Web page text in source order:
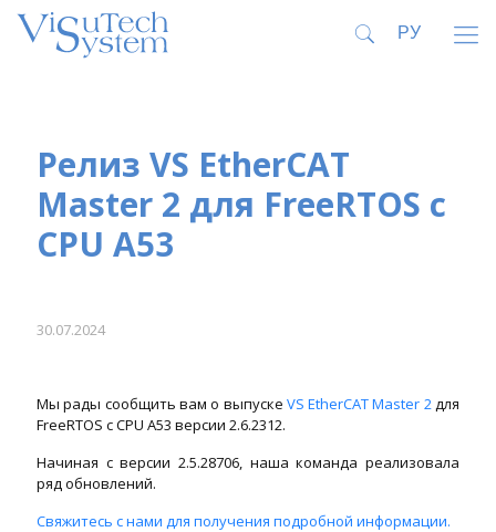
Релиз VS EtherCAT
Master 2 для FreeRTOS с
CPU A53
30.07.2024
Мы рады сообщить вам о выпуске VS EtherCAT Master 2для
FreeRTOS с CPU A53 версии 2.6.2312.
Начиная с версии 2.5.28706, наша команда реализовала
ряд обновлений.
Свяжитесь с нами для получения подробной информации.